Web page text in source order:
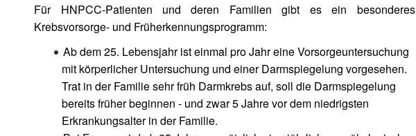
Für HNPCC-Patienten und deren Familien gibt es ein besonderes
Krebsvorsorge- und Früherkennungsprogramm:
Ab dem 25. Lebensjahr ist einmal pro Jahr eine Vorsorgeuntersuchung
mit körperlicher Untersuchung und einer Darmspiegelung vorgesehen.
Trat in der Familie sehr früh Darmkrebs auf, soll die Darmspiegelung
bereits früher beginnen - und zwar 5 Jahre vor dem niedrigsten
Erkrankungsalter in der Familie.